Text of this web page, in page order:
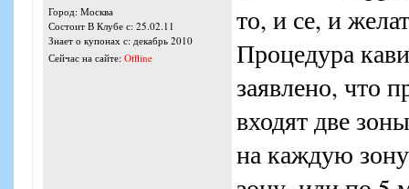
Город: Москва
Состоит В Клубе с: 25.02.11
Знает о купонах с: декабрь 2010
Сейчас на сайте: Offline
то, и се, и
Процедура
заявлено, что
входят две
на каждую